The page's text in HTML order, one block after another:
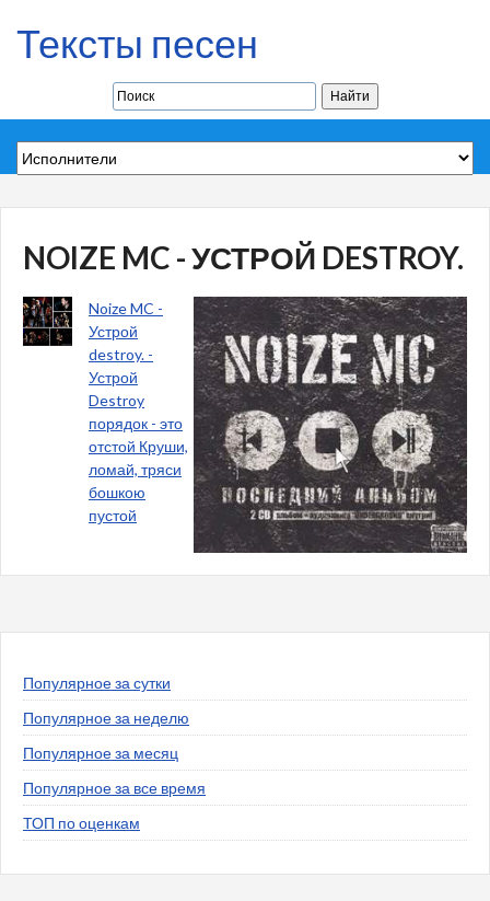
Тексты песен
NOIZE MC - УСТРОЙ DESTROY.
Noize MC -
Устрой
destroy. -
Устрой
Destroy
порядок - это
отстой Круши,
ломай, тряси
бошкою
пустой
Популярное за сутки
Популярное за неделю
Популярное за месяц
Популярное за все время
ТОП по оценкам